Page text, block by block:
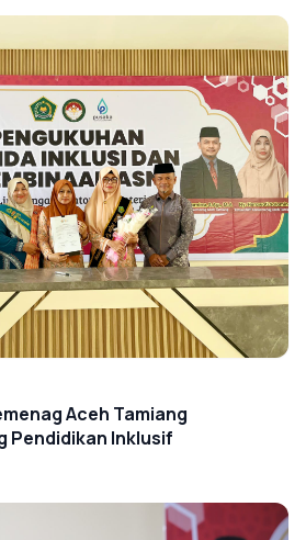
Aceh Tamiang
Pendidikan Inklusif